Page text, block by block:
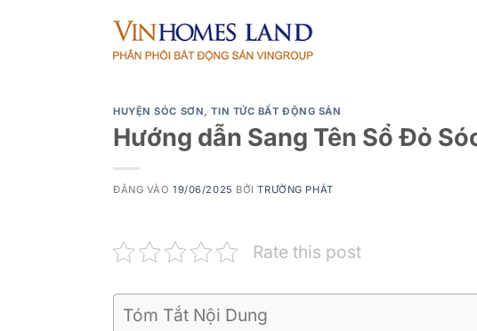
HUYỆN SÓC SƠN,TIN TỨC BẤT ĐỘNG SẢN
Hướng dẫn Sang Tên Sổ Đỏ
ĐĂNG VÀO19/06/2025 BỞITRƯỜNG PHÁT
Rate this post
Tóm Tắt Nội Dung